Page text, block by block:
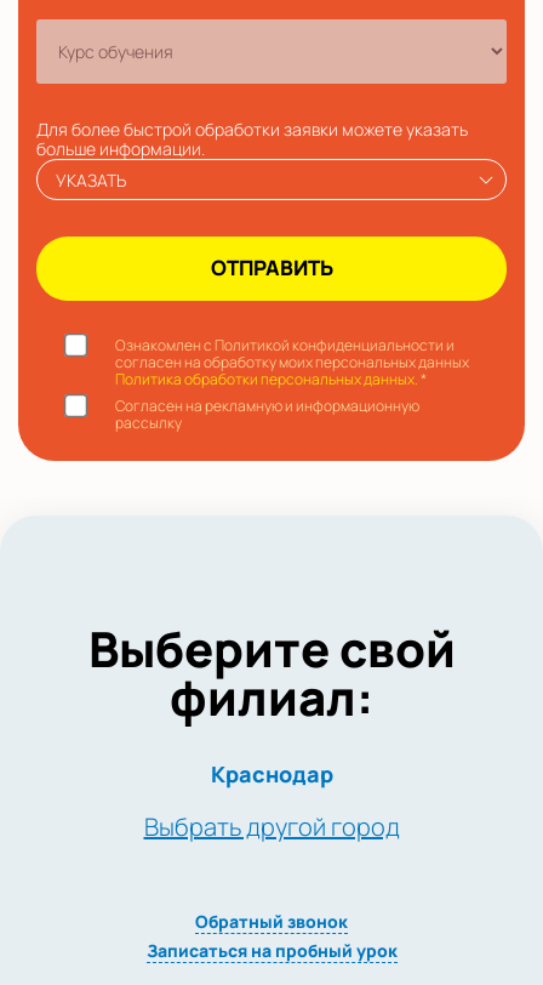
Для более быстрой обработки заявки можете указать
больше информации.
УКАЗАТЬ
Ознакомлен с Политикой конфиденциальности и
согласен на обработку моих персональных данных
Политика обработки персональных данных.*
Согласен на рекламную и информационную
рассылку
Выберите свой
филиал:
Краснодар
Выбрать другой город
Обратный звонок
Записаться на пробный урок